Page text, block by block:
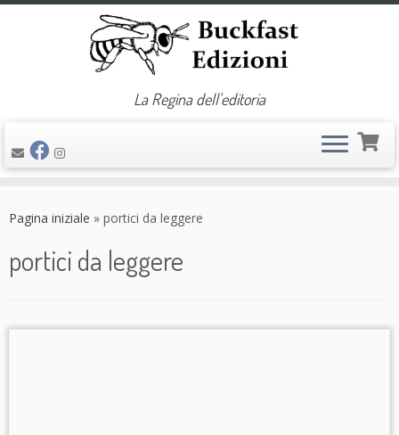
La Regina dell'editoria
Pagina iniziale » portici da leggere
portici da leggere